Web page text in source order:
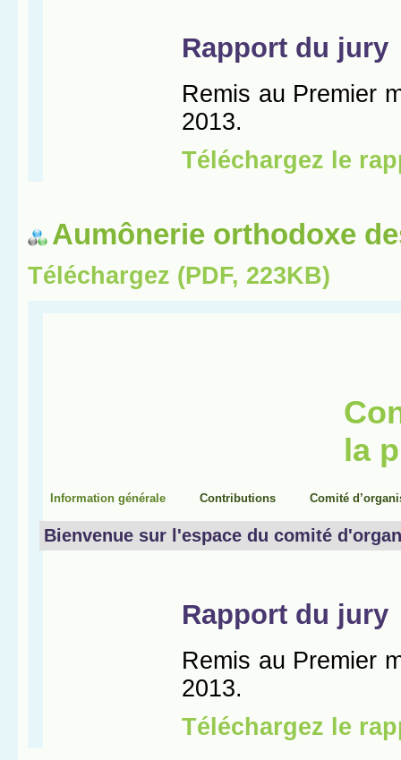
Aumônerie orthodoxe
Téléchargez (PDF, 223KB)